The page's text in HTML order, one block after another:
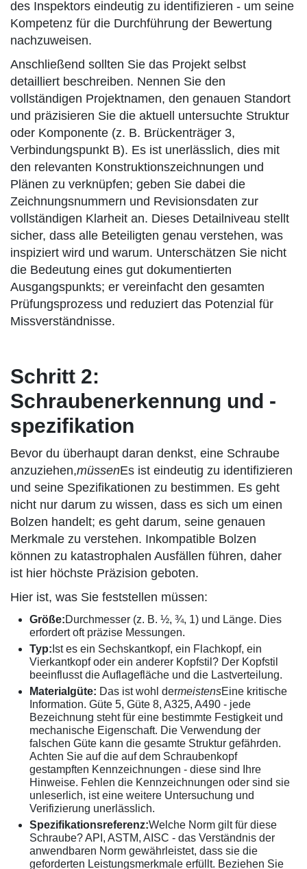
des Inspektors eindeutig zu identifizieren - um seine
Kompetenz für die Durchführung der Bewertung
nachzuweisen.
Anschließend sollten Sie das Projekt selbst
detailliert beschreiben. Nennen Sie den
vollständigen Projektnamen, den genauen Standort
und präzisieren Sie die aktuell untersuchte Struktur
oder Komponente (z. B. Brückenträger 3,
Verbindungspunkt B). Es ist unerlässlich, dies mit
den relevanten Konstruktionszeichnungen und
Plänen zu verknüpfen; geben Sie dabei die
Zeichnungsnummern und Revisionsdaten zur
vollständigen Klarheit an. Dieses Detailniveau stellt
sicher, dass alle Beteiligten genau verstehen, was
inspiziert wird und warum. Unterschätzen Sie nicht
die Bedeutung eines gut dokumentierten
Ausgangspunkts; er vereinfacht den gesamten
Prüfungsprozess und reduziert das Potenzial für
Missverständnisse.
Schritt 2:
Schraubenerkennung und -
spezifikation
Bevor du überhaupt daran denkst, eine Schraube
anzuziehen,müssenEs ist eindeutig zu identifizieren
und seine Spezifikationen zu bestimmen. Es geht
nicht nur darum zu wissen, dass es sich um einen
Bolzen handelt; es geht darum, seine genauen
Merkmale zu verstehen. Inkompatible Bolzen
können zu katastrophalen Ausfällen führen, daher
ist hier höchste Präzision geboten.
Hier ist, was Sie feststellen müssen:
Größe:Durchmesser (z. B. ½, ¾, 1) und Länge. Dies
erfordert oft präzise Messungen.
Typ: Ist es ein Sechskantkopf, ein Flachkopf, ein
Vierkantkopf oder ein anderer Kopfstil? Der Kopfstil
beeinflusst die Auflagefläche und die Lastverteilung.
Materialgüte: Das ist wohl dermeistensEine kritische
Information. Güte 5, Güte 8, A325, A490 - jede
Bezeichnung steht für eine bestimmte Festigkeit und
mechanische Eigenschaft. Die Verwendung der
falschen Güte kann die gesamte Struktur gefährden.
Achten Sie auf die auf dem Schraubenkopf
gestampften Kennzeichnungen - diese sind Ihre
Hinweise. Fehlen die Kennzeichnungen oder sind sie
unleserlich, ist eine weitere Untersuchung und
Verifizierung unerlässlich.
Spezifikationsreferenz:Welche Norm gilt für diese
Schraube? API, ASTM, AISC - das Verständnis der
anwendbaren Norm gewährleistet, dass sie die
geforderten Leistungsmerkmale erfüllt. Beziehen Sie